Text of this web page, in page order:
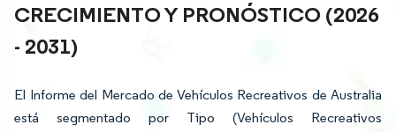
CRECIMIENTO Y PRONÓSTICO (2026
- 2031)
El Informe del Mercado de Vehículos Recreativos de Australia
está segmentado por Tipo (Vehículos Recreativos